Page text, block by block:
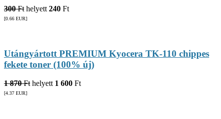
300 Ft helyett 240 Ft
[0.66 EUR]
Utángyártott PREMIUM Kyocera TK-110 chippes
fekete toner (100% új)
1 870 Fthelyett 1 600 Ft
[4.37 EUR]